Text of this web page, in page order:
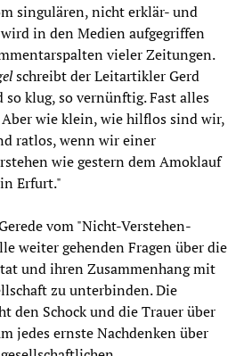
singulären, nicht erklär- und
in den Medien aufgegriffen
vieler Zeitungen.
schreibt der Leitartikler Gerd
klug, so vernünftig. Fast alles
wie klein, wie hilflos sind wir,
ratlos, wenn wir einer
wie gestern dem Amoklauf
Erfurt."
vom "Nicht-Verstehen-
weiter gehenden Fragen über die
und ihren Zusammenhang mit
zu unterbinden. Die
den Schock und die Trauer über
jedes ernste Nachdenken über